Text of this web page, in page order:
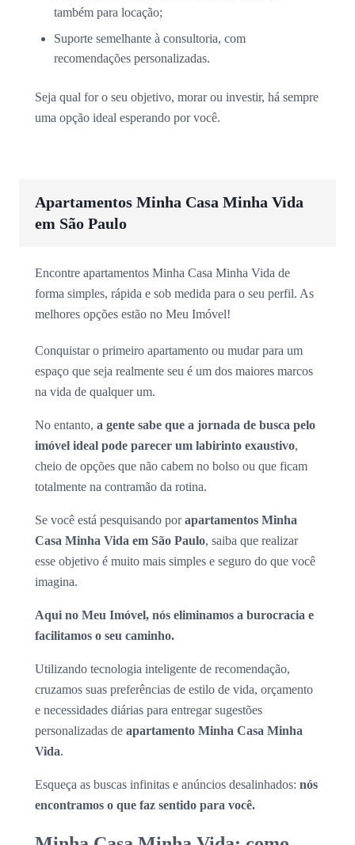
também para locação;
Suporte semelhante à consultoria, com
recomendações personalizadas.
Seja qual for o seu objetivo, morar ou investir, há sempre
uma opção ideal esperando por você.
Apartamentos Minha Casa Minha Vida
em São Paulo
Encontre apartamentos Minha Casa Minha Vida de
forma simples, rápida e sob medida para o seu perfil. As
melhores opções estão no Meu Imóvel!
Conquistar o primeiro apartamento ou mudar para um
espaço que seja realmente seu é um dos maiores marcos
na vida de qualquer um.
No entanto, a gente sabe que a jornada de busca pelo
imóvel ideal pode parecer um labirinto exaustivo,
cheio de opções que não cabem no bolso ou que ficam
totalmente na contramão da rotina.
Se você está pesquisando porapartamentos Minha
Casa Minha Vida em São Paulo, saiba que realizar
esse objetivo é muito mais simples e seguro do que você
imagina.
Aqui no Meu Imóvel, nós eliminamos a burocracia e
facilitamos o seu caminho.
Utilizando tecnologia inteligente de recomendação,
cruzamos suas preferências de estilo de vida, orçamento
e necessidades diárias para entregar sugestões
personalizadas de apartamento Minha Casa Minha
Vida.
Esqueça as buscas infinitas e anúncios desalinhados: nós
encontramos o que faz sentido para você.